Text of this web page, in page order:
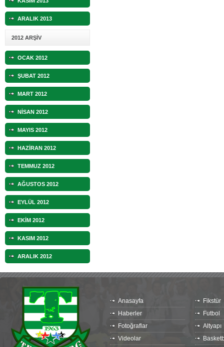
ARALIK 2013
2012 ARŞİV
OCAK 2012
ŞUBAT 2012
MART 2012
NİSAN 2012
MAYIS 2012
HAZİRAN 2012
TEMMUZ 2012
AĞUSTOS 2012
EYLÜL 2012
EKİM 2012
KASIM 2012
ARALIK 2012
Anasayfa
Haberler
Fotoğraflar
Videolar
Fikstür
Futbol
Altyapı